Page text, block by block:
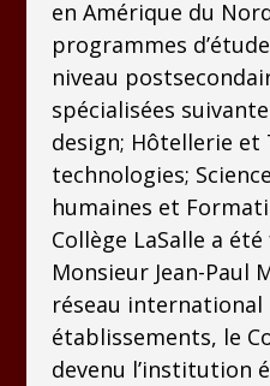
en Amérique du
programmes
niveau
spécialisées
design; Hôtellerie et
technologies;
humaines et
Collège LaSalle a
Monsieur Jean-Paul
réseau international
établissements, le
devenu l’institution